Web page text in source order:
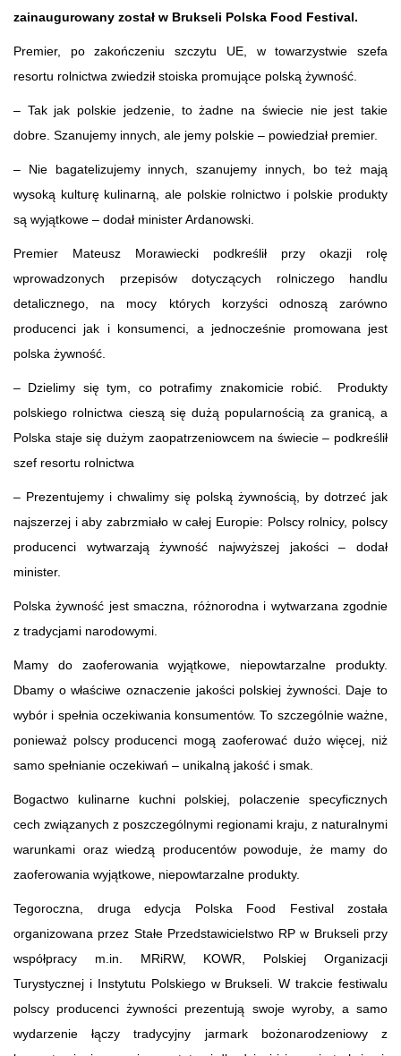
zainaugurowany został w Brukseli Polska Food Festival.
Premier, po zakończeniu szczytu UE, w towarzystwie szefa
resortu rolnictwa zwiedził stoiska promujące polską żywność.
– Tak jak polskie jedzenie, to żadne na świecie nie jest takie
dobre. Szanujemy innych, ale jemy polskie – powiedział premier.
– Nie bagatelizujemy innych, szanujemy innych, bo też mają
wysoką kulturę kulinarną, ale polskie rolnictwo i polskie produkty
są wyjątkowe – dodał minister Ardanowski.
Premier Mateusz Morawiecki podkreślił przy okazji rolę
wprowadzonych przepisów dotyczących rolniczego handlu
detalicznego, na mocy których korzyści odnoszą zarówno
producenci jak i konsumenci, a jednocześnie promowana jest
polska żywność.
– Dzielimy się tym, co potrafimy znakomicie robić. Produkty
polskiego rolnictwa cieszą się dużą popularnością za granicą, a
Polska staje się dużym zaopatrzeniowcem na świecie – podkreślił
szef resortu rolnictwa
– Prezentujemy i chwalimy się polską żywnością, by dotrzeć jak
najszerzej i aby zabrzmiało w całej Europie: Polscy rolnicy, polscy
producenci wytwarzają żywność najwyższej jakości – dodał
minister.
Polska żywność jest smaczna, różnorodna i wytwarzana zgodnie
z tradycjami narodowymi.
Mamy do zaoferowania wyjątkowe, niepowtarzalne produkty.
Dbamy o właściwe oznaczenie jakości polskiej żywności. Daje to
wybór i spełnia oczekiwania konsumentów. To szczególnie ważne,
ponieważ polscy producenci mogą zaoferować dużo więcej, niż
samo spełnianie oczekiwań – unikalną jakość i smak.
Bogactwo kulinarne kuchni polskiej, polaczenie specyficznych
cech związanych z poszczególnymi regionami kraju, z naturalnymi
warunkami oraz wiedzą producentów powoduje, że mamy do
zaoferowania wyjątkowe, niepowtarzalne produkty.
Tegoroczna, druga edycja Polska Food Festival została
organizowana przez Stałe Przedstawicielstwo RP w Brukseli przy
współpracy m.in. MRiRW, KOWR, Polskiej Organizacji
Turystycznej i Instytutu Polskiego w Brukseli. W trakcie festiwalu
polscy producenci żywności prezentują swoje wyroby, a samo
wydarzenie łączy tradycyjny jarmark bożonarodzeniowy z